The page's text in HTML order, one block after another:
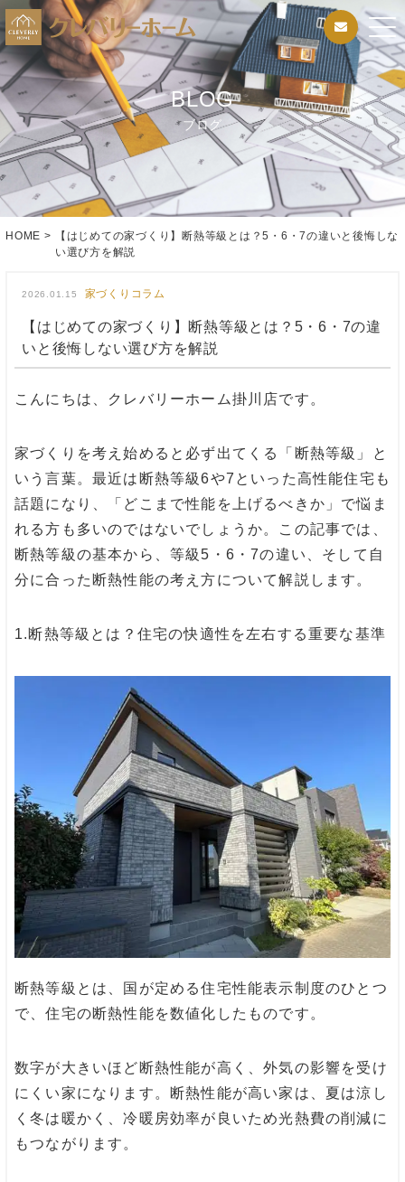
BLOG
ブログ
HOME >
【はじめての家づくり】断熱等級とは？5・6・7の違いと後悔しな
い選び方を解説
【はじめての家づくり】断熱等級とは？5・6・7の違
いと後悔しない選び方を解説
2026.01.15 家づくりコラム
こんにちは、クレバリーホーム掛川店です。
家づくりを考え始めると必ず出てくる「断熱等級」と
いう言葉。最近は断熱等級6や7といった高性能住宅も
話題になり、「どこまで性能を上げるべきか」で悩ま
れる方も多いのではないでしょうか。この記事では、
断熱等級の基本から、等級5・6・7の違い、そして自
分に合った断熱性能の考え方について解説します。
1. 断熱等級とは？住宅の快適性を左右する重要な基準
断熱等級とは、国が定める住宅性能表示制度のひとつ
で、住宅の断熱性能を数値化したものです。
数字が大きいほど断熱性能が高く、外気の影響を受け
にくい家になります。断熱性能が高い家は、夏は涼し
く冬は暖かく、冷暖房効率が良いため光熱費の削減に
もつながります。